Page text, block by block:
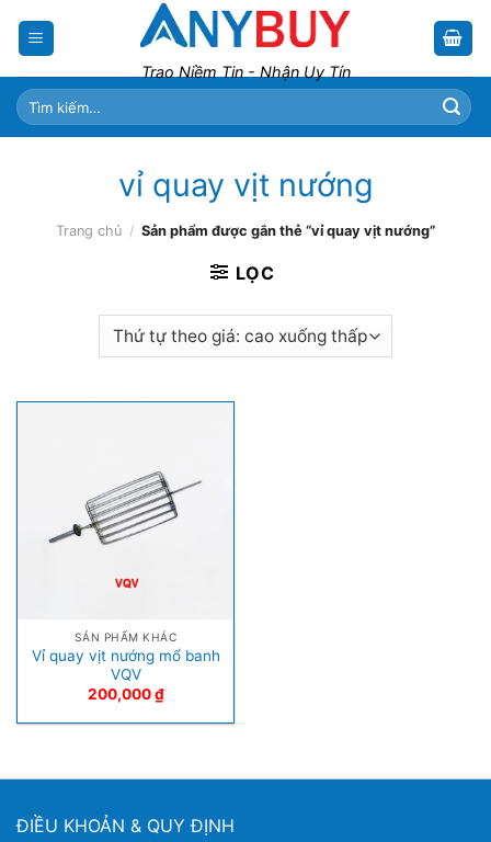
Trao Niềm Tin - Nhận Uy Tín
Tìm
kiếm:
vỉ quay vịt nướng
Trang chủ / Sản phẩm được gắn thẻ “vỉ quay vịt nướng”
LỌC
SẢN PHẨM KHÁC
Vỉ quay vịt nướng mổ banh
VQV
200,000₫
ĐIỀU KHOẢN & QUY ĐỊNH